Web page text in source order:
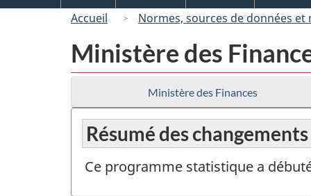
Accueil
Normes, sources de données et
Ministère des
Ministère des Finances
Résumé des changements
Ce programme statistique a